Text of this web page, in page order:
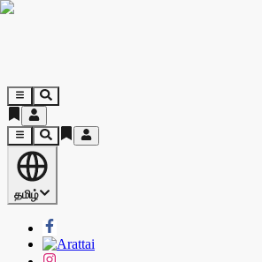
தமிழ்